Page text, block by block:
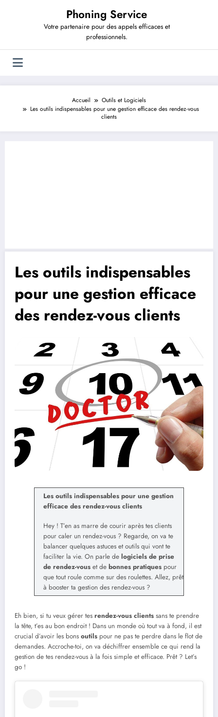
Phoning Service
Votre partenaire pour des appels efficaces et
professionnels.
Accueil
Outils et Logiciels
Les outils indispensables pour une gestion efficace des rendez-vous
clients
Les outils indispensables
pour une gestion efficace
des rendez-vous clients
Les outils indispensables pour une gestion
efficace des rendez-vous clients
Hey ! T’en as marre de courir après tes clients
pour caler un rendez-vous ? Regarde, on va te
balancer quelques astuces et outils qui vont te
faciliter la vie. On parle de logiciels de prise
de rendez-vous et de bonnes pratiques pour
que tout roule comme sur des roulettes. Allez, prêt
à booster ta gestion des rendez-vous ?
Eh bien, si tu veux gérer tes rendez-vous clients sans te prendre
la tête, t’es au bon endroit ! Dans un monde où tout va à fond, il est
crucial d’avoir les bons outils pour ne pas te perdre dans le flot de
demandes. Accroche-toi, on va déchiffrer ensemble ce qui rend la
gestion de tes rendez-vous à la fois simple et efficace. Prêt ? Let’s
go !